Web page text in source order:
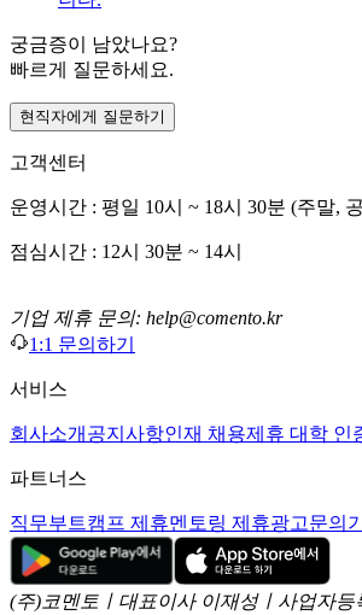
궁금증이 남았나요?
빠르게 질문하세요.
현직자에게 질문하기
고객센터
운영시간 : 평일 10시 ~ 18시 30분 (주말,
점심시간 : 12시 30분 ~ 14시
기업 제휴 문의: help@comento.kr
1:1 문의하기
서비스
회사소개 공지사항인재 채용제휴 대학 인
파트너스
직무부트캠프 제휴멘토링 제휴광고문의
(주)코멘토ㅣ대표이사 이재성ㅣ사업자등